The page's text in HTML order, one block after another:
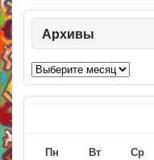
Архивы
Архивы
Пн Вт Ср